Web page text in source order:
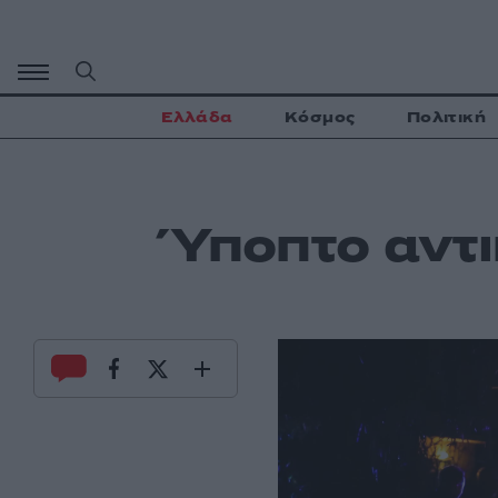
περιεχόμενο
Ελλάδα Κόσμος Πολιτική
Ύποπτο